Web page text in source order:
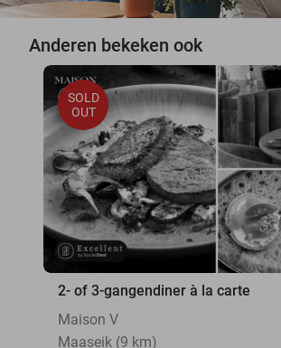
Anderen bekeken ook
SOLD
OUT
2- of 3-gangendiner à la carte
Maison V
Maaseik (9 km)